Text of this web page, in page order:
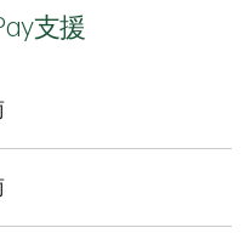
支援
商戶指南
安裝指南